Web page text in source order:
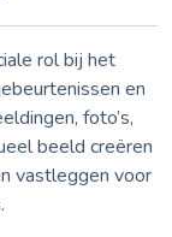
rol bij het
en
foto’s,
beeld creëren
vastleggen voor